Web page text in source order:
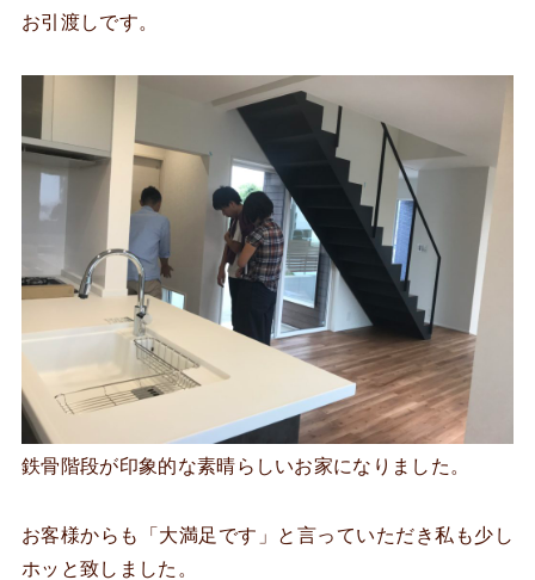
お引渡しです。
鉄骨階段が印象的な素晴らしいお家になりました。
お客様からも「大満足です」と言っていただき私も少し
ホッと致しました。